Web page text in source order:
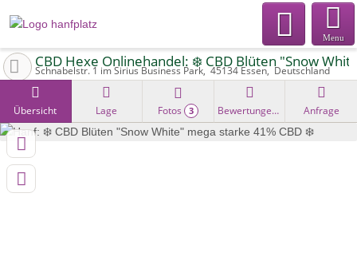
Menu
CBD Hexe Onlinehandel: ❄️ CBD Blüten "Snow
Schnabelstr. 1 im Sirius Business Park 45134 Essen Deutschland
Übersicht Lage Fotos 3 Bewertungen Anfrage